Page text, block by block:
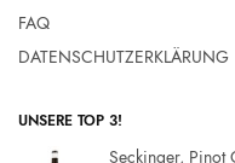
FAQ
DATENSCHUTZERKLÄRUNG
UNSERE TOP 3!
Seckinger, Pinot